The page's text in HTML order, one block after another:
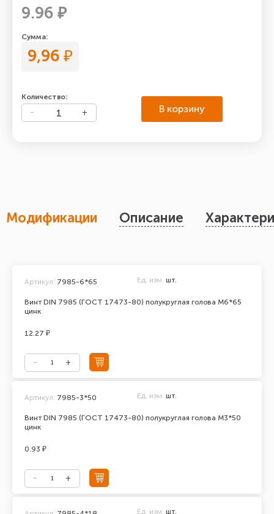
9.96 ₽
Сумма:
9,96 ₽
Количество:
В корзину
Модификации Описание
Винт DIN 7985 (ГОСТ 17473-80) полукруглая голова М6*65
цинк
Артикул: 7985-6*65 Ед. изм. шт.
12.27 ₽
Винт DIN 7985 (ГОСТ 17473-80) полукруглая голова М3*50
цинк
Артикул: 7985-3*50 Ед. изм. шт.
0.93 ₽
Ед. изм. шт.